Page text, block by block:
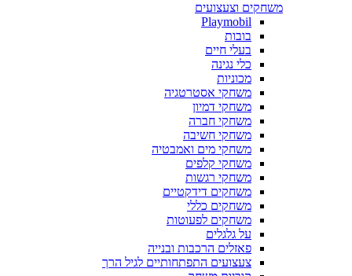
משחקים וצעצועים
Playmobil
בובות
בעלי חיים
כלי נגינה
מכוניות
משחקי אסטרטגיה
משחקי דמיון
משחקי חברה
משחקי חשיבה
משחקי מים ואמבטיה
משחקי קלפים
משחקי רגשות
משחקים דידקטיים
משחקים כללי
משחקים לפעוטות
על גלגלים
פאזלים הרכבות ובנייה
צעצועים התפתחותיים לגיל הרך